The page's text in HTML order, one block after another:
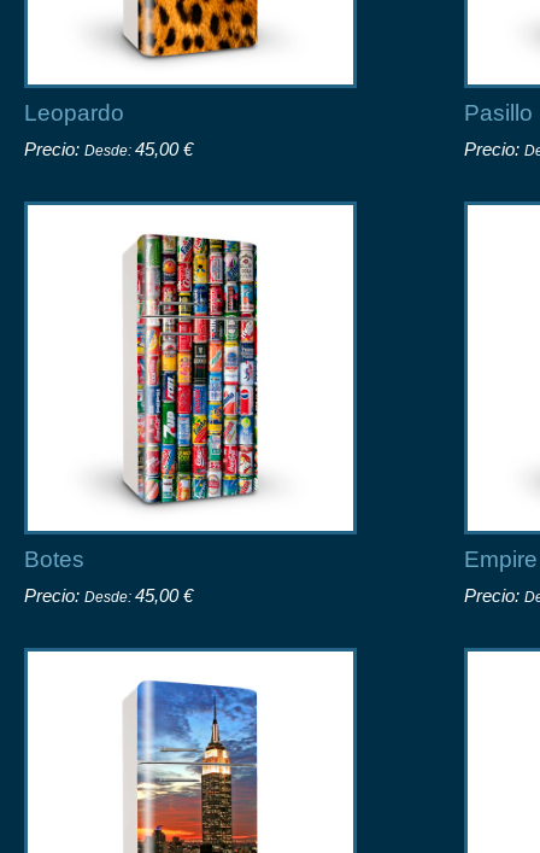
Leopardo
Precio: Desde: 45,00 €
Pasillo
Precio:
Botes
Precio: Desde: 45,00 € Precio: